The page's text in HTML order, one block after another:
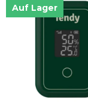
Auf Lager